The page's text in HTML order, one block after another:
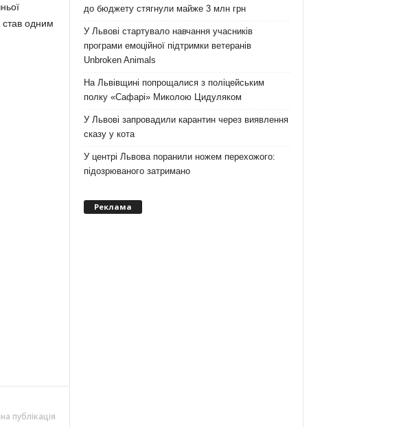
став одним
публікація
до бюджету стягнули майже 3 млн грн
У Львові стартувало навчання учасників
програми емоційної підтримки ветеранів
Unbroken Animals
На Львівщині попрощалися з поліцейським
полку «Сафарі» Миколою Цидуляком
У Львові запровадили карантин через виявлення
сказу у кота
У центрі Львова поранили ножем перехожого:
підозрюваного затримано
Реклама